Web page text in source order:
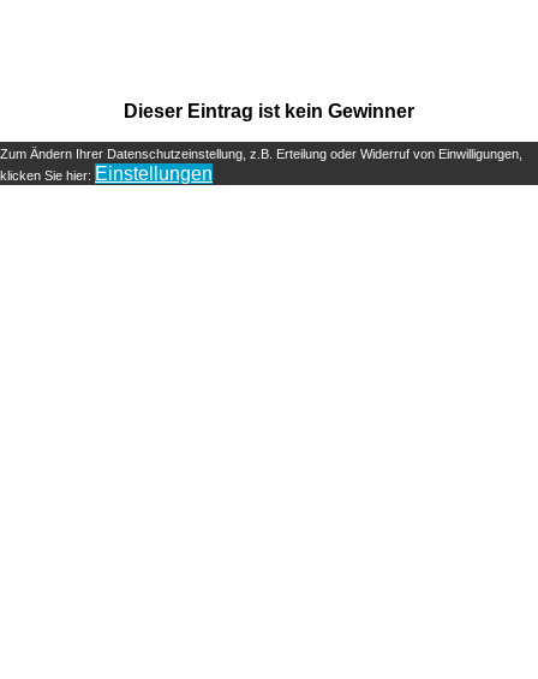
Dieser Eintrag ist kein Gewinner
Zum Ändern Ihrer Datenschutzeinstellung, z.B. Erteilung oder Widerruf von Einwilligungen,
klicken Sie hier: Einstellungen